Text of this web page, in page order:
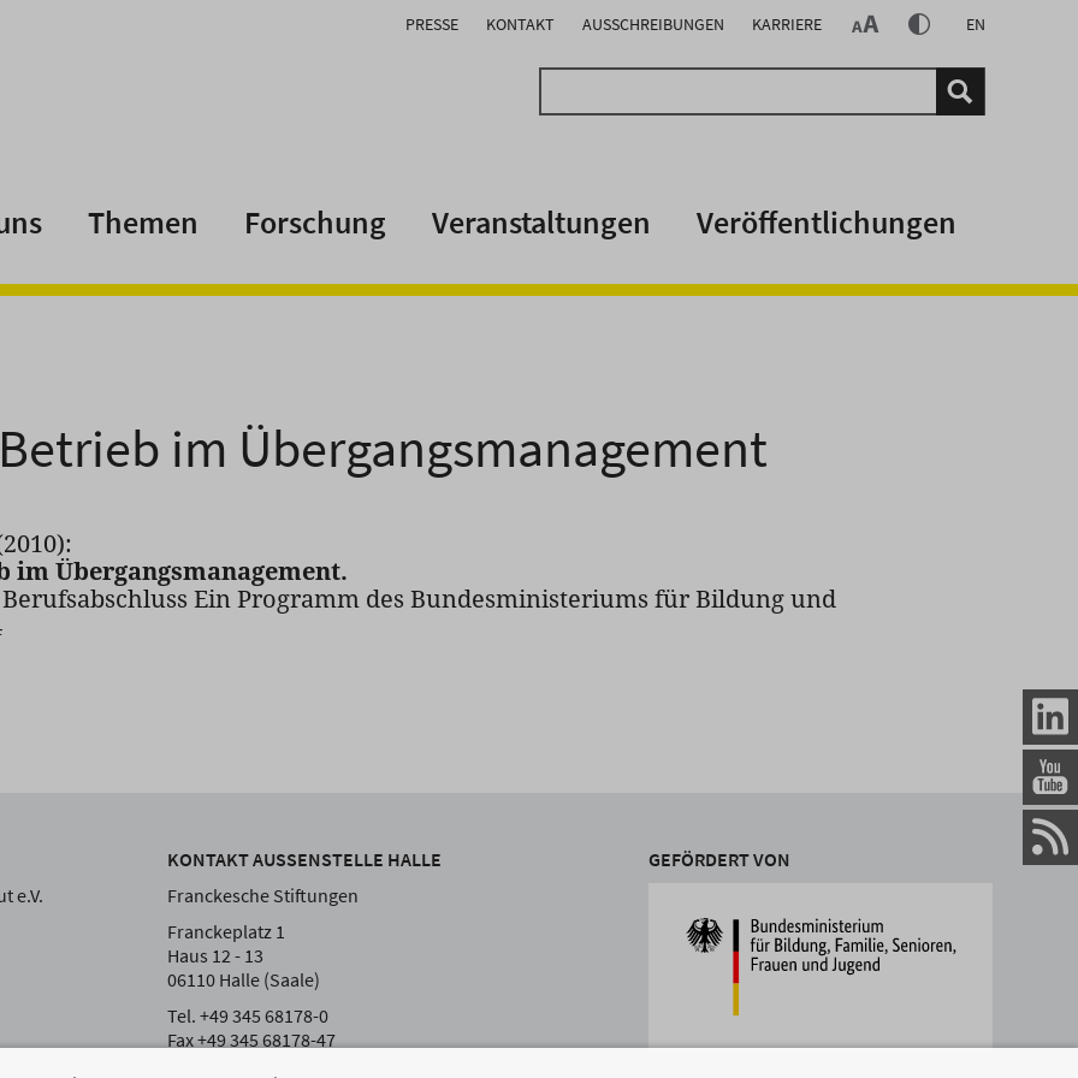
PRESSE KONTAKT AUSSCHREIBUNGEN KARRIERE EN
Themen Forschung Veranstaltungen Veröffentlichungen
im Übergangsmanagement
im Übergangsmanagement.
Ein Programm des Bundesministeriums für Bildung und
e.V.
KONTAKT AUSSENSTELLE HALLE
Franckesche Stiftungen
Franckeplatz 1
Haus 12 - 13
06110 Halle (Saale)
Tel. +49 345 68178-0
Fax +49 345 68178-47
GEFÖRDERT VON